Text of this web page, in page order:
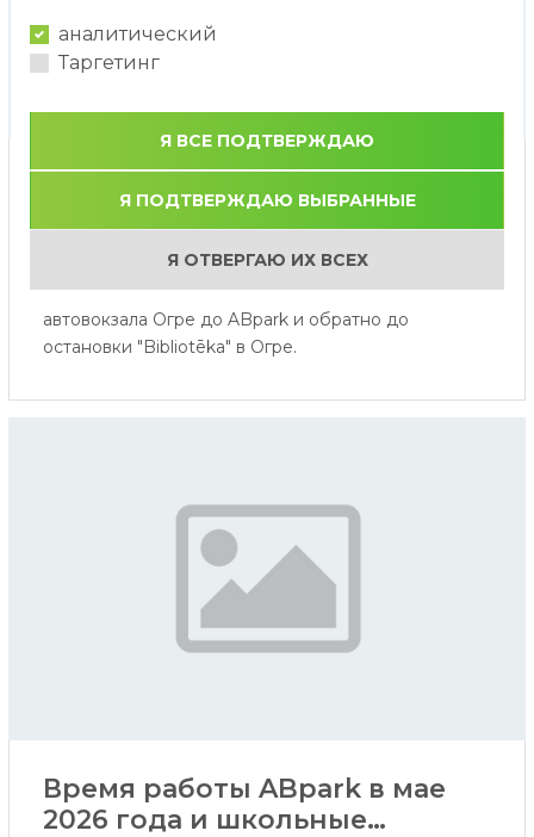
Автобусное сообщение от
Огре до ABpark в сезоне 2026
С 1.06.26 по 31.08.26 по субботам и воскресеньям
можно будет добраться на автобусе от
автовокзала Огре до ABpark и обратно до
остановки "Bibliotēka" в Огре.
Время работы ABpark в мае
2026 года и школьные
аналитический
Таргетинг
Я ВСЕ ПОДТВЕРЖДАЮ
Я ПОДТВЕРЖДАЮ ВЫБРАННЫЕ
Я ОТВЕРГАЮ ИХ ВСЕХ